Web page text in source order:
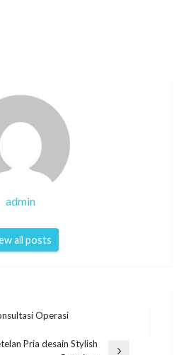
admin
all posts
Operasi
Pria desain Stylish